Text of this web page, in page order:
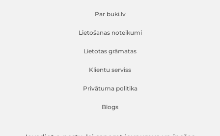
Par buki.lv
Lietošanas noteikumi
Lietotas grāmatas
Klientu serviss
Privātuma politika
Blogs